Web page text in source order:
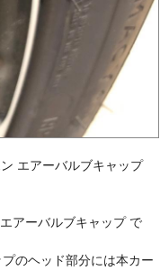
エアーバルブキャップ
アーバルブキャップ で
のヘッド部分には本カー